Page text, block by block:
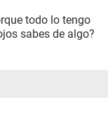
todo lo tengo
sabes de algo?